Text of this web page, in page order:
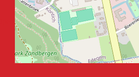
OpenStreetMapcontributors